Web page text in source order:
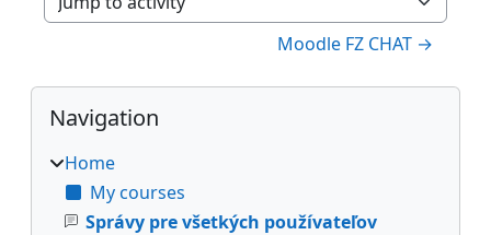
Jump to activity
Moodle FZ CHAT →
Blocks
Skip Navigation
Navigation
Home
My courses
Správy pre všetkých používateľov